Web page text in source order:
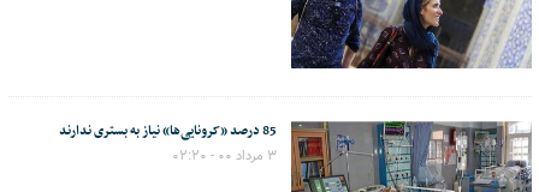
85 درصد «کرونایی‌ها» نیاز به بستری ندارند
۳ مرداد ۰۰ - ۰۲:۲۰